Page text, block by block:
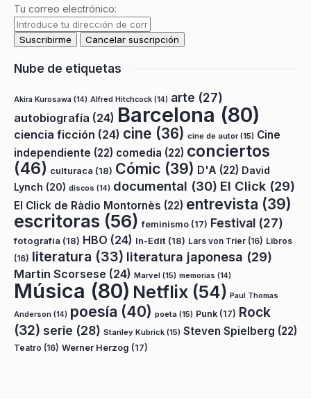
Tu correo electrónico:
Nube de etiquetas
Akira Kurosawa (14) Alfred Hitchcock (14) arte (27)
autobiografía (24) Barcelona (80)
ciencia ficción (24) cine (36) cine de autor(15) Cine
independiente (22) comedia (22) conciertos
(46) culturaca (18) Cómic (39) D'A (22) David
Lynch (20) discos (14) documental (30) El Click (29)
El Click de Ràdio Montornès (22) entrevista (39)
escritoras (56) feminismo (17) Festival (27)
fotografía (18) HBO (24) In-Edit (18) Lars von Trier (16) Libros
(16) literatura (33) literatura japonesa (29)
Martin Scorsese (24) Marvel (15) memorias (14)
Música (80) Netflix (54) Paul Thomas
Anderson (14) poesía (40) poeta (15) Punk (17) Rock
(32) serie (28) Stanley Kubrick (15) Steven Spielberg (22)
Teatro (16) Werner Herzog (17)